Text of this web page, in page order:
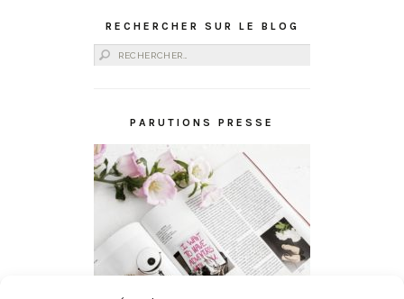
RECHERCHER SUR LE BLOG
Rechercher :
PARUTIONS PRESSE